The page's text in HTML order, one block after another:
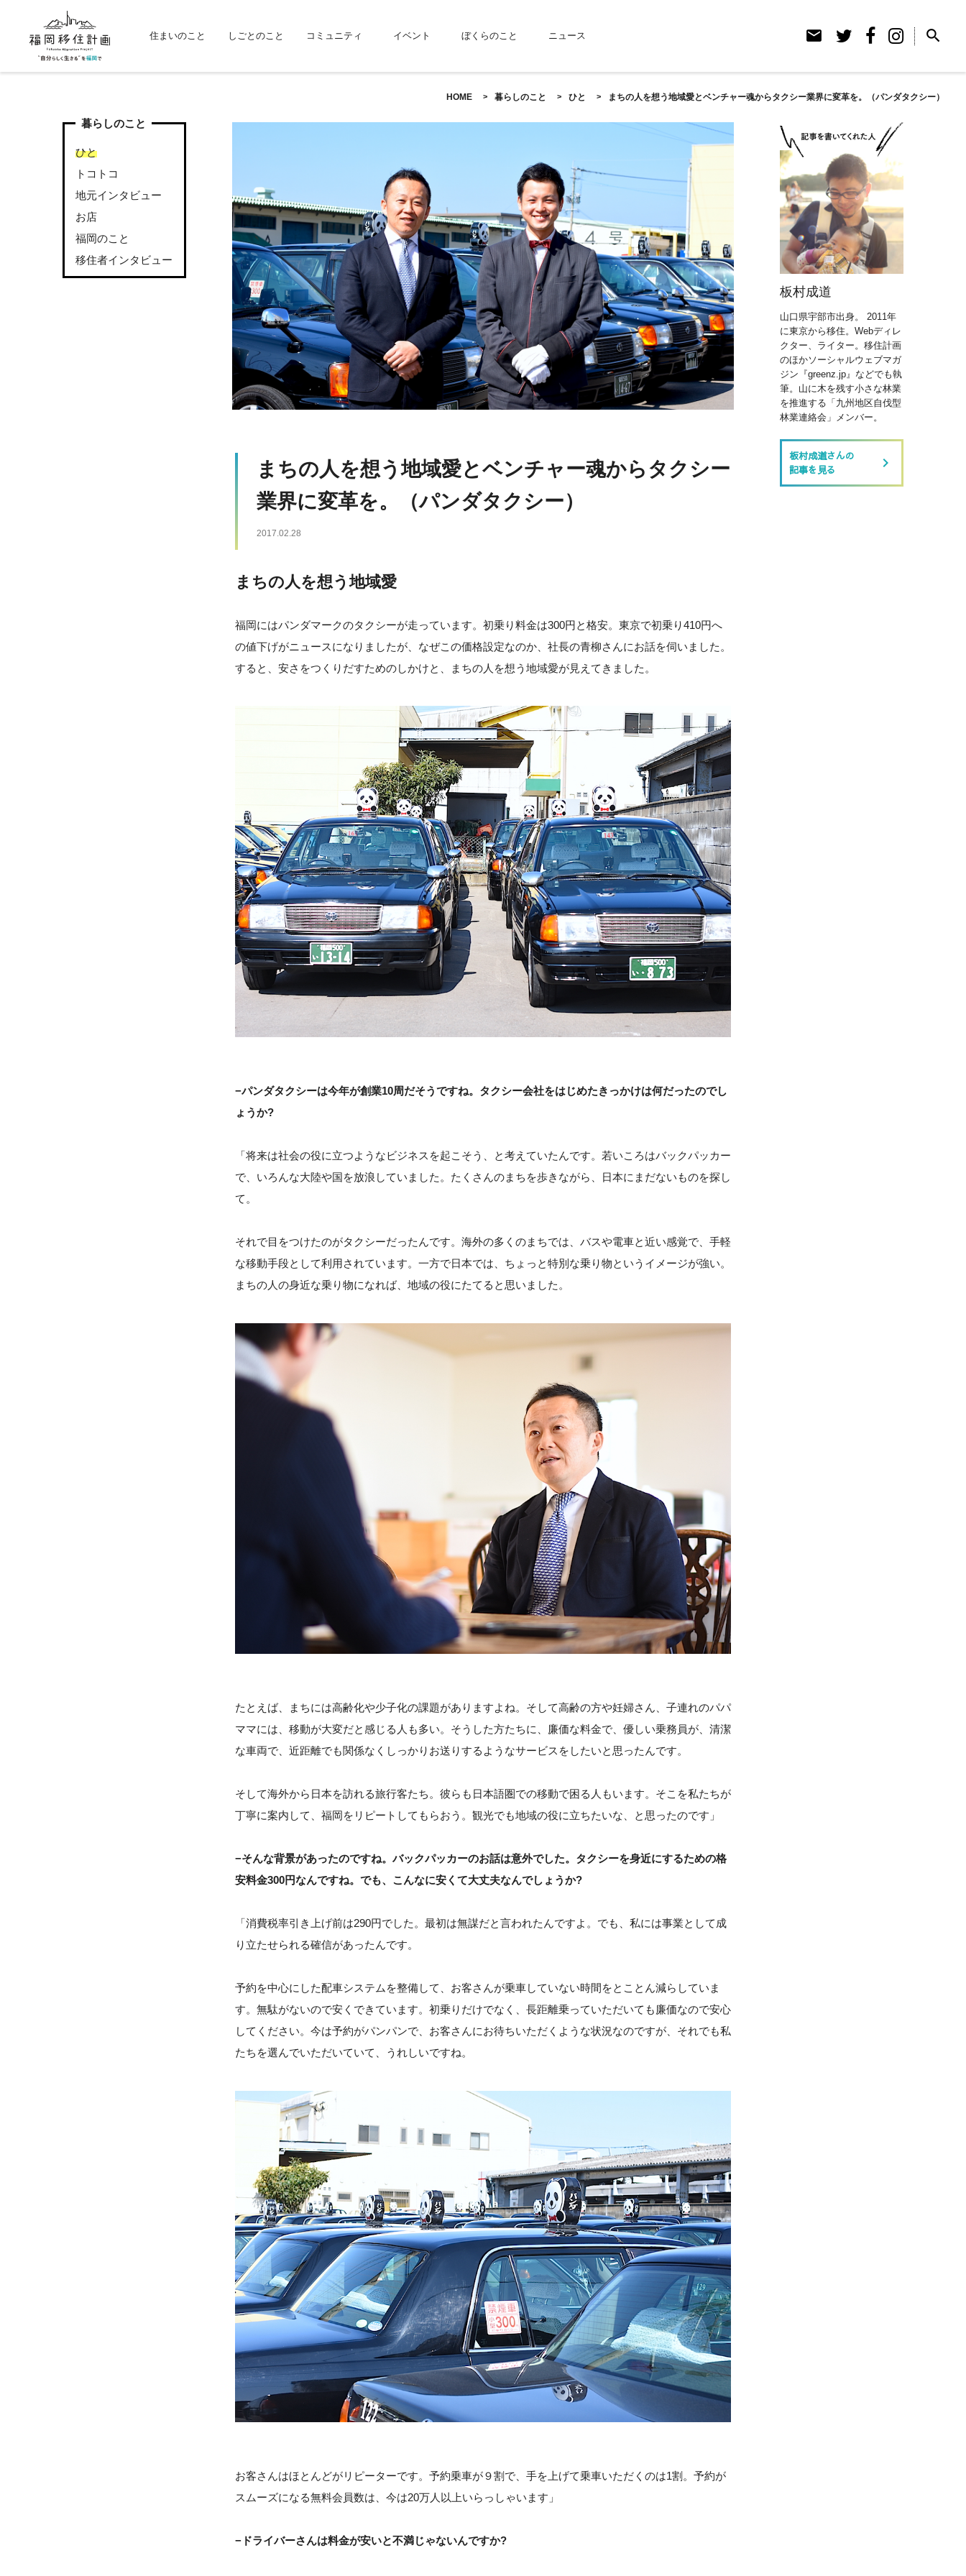
住まいのこと しごとのこと コミュニティ イベント ぼくらのこと ニュース email search
HOME 暮らしのこと ひと まちの人を想う地域愛とベンチャー魂からタクシー業界に変革を。（パンダタクシー）
暮らしのこと
ひと
トコトコ
地元インタビュー
お店
福岡のこと
移住者インタビュー
まちの人を想う地域愛とベンチャー魂からタクシー
業界に変革を。（パンダタクシー）
2017.02.28
まちの人を想う地域愛
福岡にはパンダマークのタクシーが走っています。 初乗り料金は300円と格安。東京で初乗り410円へ
の値下げがニュースになりましたが、なぜこの価格設定なのか、社長の青柳さんにお話を伺いました。
すると、安さをつくりだすためのしかけと、まちの人を想う地域愛が見えてきました。
−パンダタクシーは今年が創業10周だそうですね。タクシー会社をはじめたきっかけは何だったのでし
ょうか?
「将来は社会の役に立つようなビジネスを起こそう、と考えていたんです。若いころはバックパッカー
で、いろんな大陸や国を放浪していました。たくさんのまちを歩きながら、日本にまだないものを探し
て。
それで目をつけたのがタクシーだったんです。海外の多くのまちでは、バスや電車と近い感覚で、手軽
な移動手段として利用されています。一方で日本では、ちょっと特別な乗り物というイメージが強い。
まちの人の身近な乗り物になれば、地域の役にたてると思いました。
たとえば、まちには高齢化や少子化の課題がありますよね。そして高齢の方や妊婦さん、子連れのパパ
ママには、移動が大変だと感じる人も多い。そうした方たちに、廉価な料金で、優しい乗務員が、清潔
な車両で、近距離でも関係なくしっかりお送りするようなサービスをしたいと思ったんです。
そして海外から日本を訪れる旅行客たち。彼らも日本語圏での移動で困る人もいます。そこを私たちが
丁寧に案内して、福岡をリピートしてもらおう。観光でも地域の役に立ちたいな、と思ったのです」
−そんな背景があったのですね。バックパッカーのお話は意外でした。タクシーを身近にするための格
安料金300円なんですね。でも、こんなに安くて大丈夫なんでしょうか?
「消費税率引き上げ前は290円でした。最初は無謀だと言われたんですよ。でも、私には事業として成
り立たせられる確信があったんです。
予約を中心にした配車システムを整備して、お客さんが乗車していない時間をとことん減らしていま
す。無駄がないので安くできています。初乗りだけでなく、長距離乗っていただいても廉価なので安心
してください。今は予約がパンパンで、お客さんにお待ちいただくような状況なのですが、それでも私
たちを選んでいただいていて、うれしいですね。
お客さんはほとんどがリピーターです。予約乗車が９割で、手を上げて乗車いただくのは1割。予約が
スムーズになる無料会員数は、今は20万人以上いらっしゃいます」
−ドライバーさんは料金が安いと不満じゃないんですか?
板村成道
山口県宇部市出身。 2011年
に東京から移住。Webディレ
クター、ライター。移住計画
のほかソーシャルウェブマガ
ジン『greenz.jp』などでも執
筆。山に木を残す小さな林業
を推進する「九州地区自伐型
林業連絡会」メンバー。
板村成道さんの
記事を見る
keyboard_arrow_right